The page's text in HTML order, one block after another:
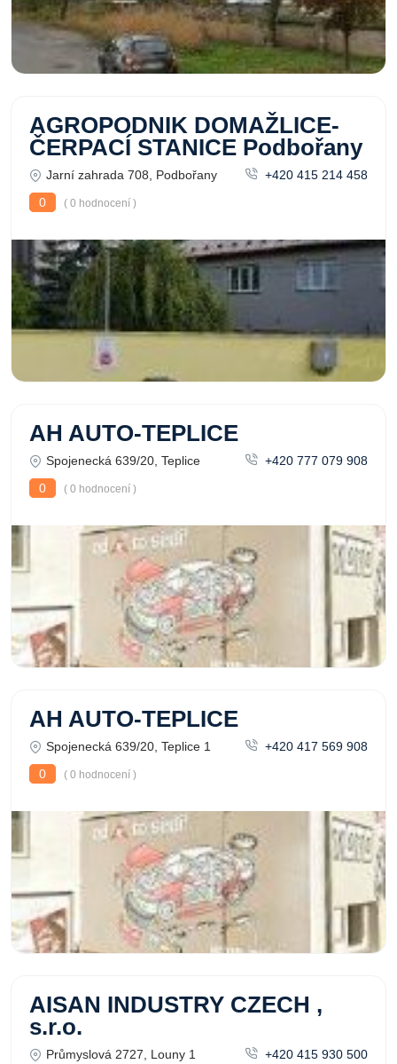
AGROPODNIK DOMAŽLICE-
ČERPACÍ STANICE Podbořany
Jarní zahrada 708, Podbořany
+420 415 214 458
0
( 0 hodnocení )
AH AUTO-TEPLICE
Spojenecká 639/20, Teplice
+420 777 079 908
0
( 0 hodnocení )
AH AUTO-TEPLICE
Spojenecká 639/20, Teplice 1
+420 417 569 908
0
( 0 hodnocení )
AISAN INDUSTRY CZECH ,
s.r.o.
Průmyslová 2727, Louny 1 +420 415 930 500